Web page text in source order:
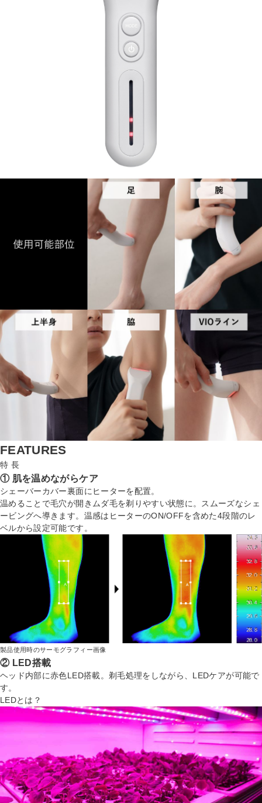
FEATURES
特 長
① 肌を温めながらケア
シェーバーカバー裏面にヒーターを配置。
温めることで毛穴が開きムダ毛を剃りやすい状態に。スムーズなシェ
ービングへ導きます。温感はヒーターのON/OFFを含めた4段階のレ
ベルから設定可能です。
製品使用時のサーモグラフィー画像
② LED搭載
ヘッド内部に赤色LED搭載。剃毛処理をしながら、LEDケアが可能で
す。
LEDとは？